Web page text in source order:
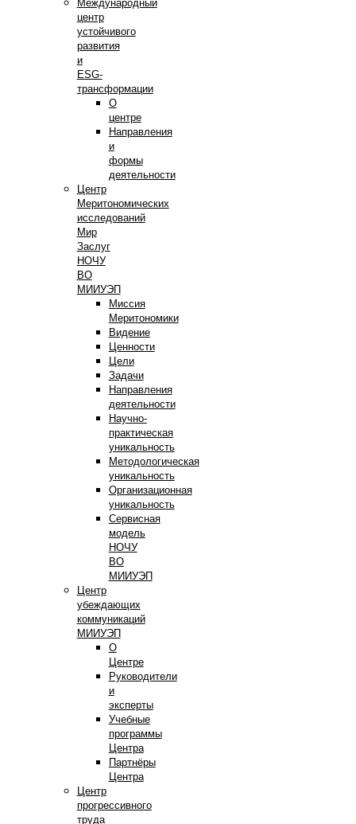
Международный
центр
устойчивого
развития
и
ESG-
трансформации
О
центре
Направления
и
формы
деятельности
Центр
Меритономических
исследований
Мир
Заслуг
НОЧУ
ВО
МИИУЭП
Миссия
Меритономики
Видение
Ценности
Цели
Задачи
Направления
деятельности
Научно-
практическая
уникальность
Методологическая
уникальность
Организационная
уникальность
Сервисная
модель
НОЧУ
ВО
МИИУЭП
Центр
убеждающих
коммуникаций
МИИУЭП
О
Центре
Руководители
и
эксперты
Учебные
программы
Центра
Партнёры
Центра
Центр
прогрессивного
труда